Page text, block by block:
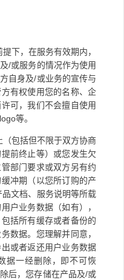
下，在服务有效期内，
/或服务的情况作为使用
自身及/或业务的宣传与
有权使用您的名称、企
可，我们不会擅自使用
logo等。
包括但不限于双方协商
前终止等）或您发生欠
部门要求或双方另有约
冲期（以您所订购的产
文档、服务说明等所载
户业务数据（如有），
括所有缓存或者备份的
数据。您理解并同意，
或者返还用户业务数据
据一经删除，即不可恢
后，您存储在产品及/或